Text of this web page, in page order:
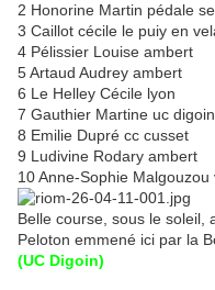
2 Honorine Martin pédale
3 Caillot cécile le puiy en
4 Pélissier Louise ambert
5 Artaud Audrey ambert
6 Le Helley Cécile lyon
7 Gauthier Martine uc digoin
8 Emilie Dupré cc cusset
9 Ludivine Rodary ambert
10 Anne-Sophie
Belle course, sous le soleil,
Peloton emmené ici par la
(UC Digoin)